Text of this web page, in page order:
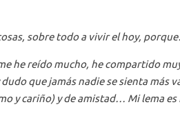
sobre todo a vivir el hoy,
he reído mucho, he compartido
que jamás nadie se sienta más
y cariño) y de amistad… Mi lema es